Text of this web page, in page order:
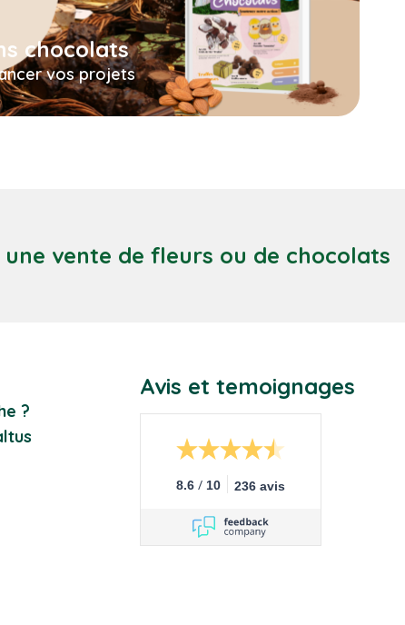
chocolats
vos projets
vente de fleurs ou de chocolats
?
Avis et temoignages
8.6 / 10 236 avis